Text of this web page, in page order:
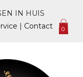
IN HUIS
| Contact 0